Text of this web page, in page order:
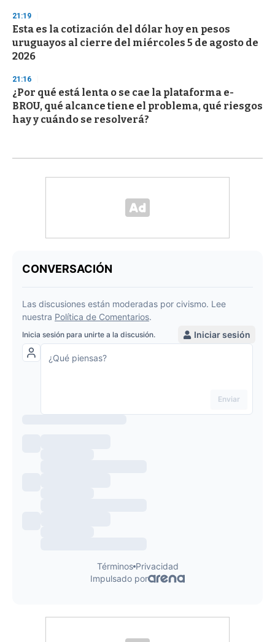
21:19
Esta es la cotización del dólar hoy en pesos
uruguayos al cierre del miércoles 5 de agosto de
2026
21:16
¿Por qué está lenta o se cae la plataforma e-
BROU, qué alcance tiene el problema, qué riesgos
hay y cuándo se resolverá?